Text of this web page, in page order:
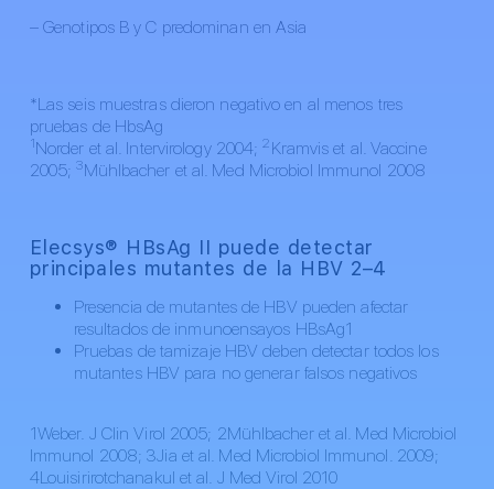
– Genotipos B y C predominan en Asia
*Las seis muestras dieron negativo en al menos tres
pruebas de HbsAg
1Norder et al. Intervirology 2004;2 Kramvis et al. Vaccine
2005;3Mühlbacher et al. Med Microbiol Immunol 2008
Elecsys® HBsAg II puede detectar
principales mutantes de la HBV 2–4
Presencia de mutantes de HBV pueden afectar
resultados de inmunoensayos HBsAg1
Pruebas de tamizaje HBV deben detectar todos los
mutantes HBV para no generar falsos negativos
1Weber. J Clin Virol 2005; 2Mühlbacher et al. Med Microbiol
Immunol 2008; 3Jia et al. Med Microbiol Immunol. 2009;
4Louisirirotchanakul et al. J Med Virol 2010